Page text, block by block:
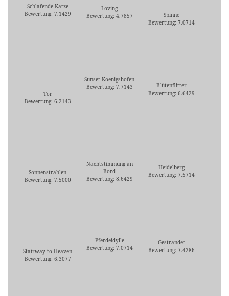
Schlafende Katze
Bewertung: 7.1429
Loving
Bewertung: 4.7857
Spinne
Bewertung: 7.0714
Tor
Bewertung: 6.2143
Sunset Koenigshofen
Bewertung: 7.7143
Blütenflitter
Bewertung: 6.6429
Sonnenstrahlen
Bewertung: 7.5000
Nachtstimmung an
Bord
Bewertung: 8.6429
Heidelberg
Bewertung: 7.5714
Stairway to Heaven
Bewertung: 6.3077
Pferdeidylle
Bewertung: 7.0714
Gestrandet
Bewertung: 7.4286